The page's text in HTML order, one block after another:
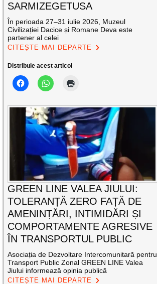
SARMIZEGETUSA
În perioada 27–31 iulie 2026, Muzeul
Civilizației Dacice și Romane Deva este
partener al celei
CITEȘTE MAI DEPARTE
Distribuie acest articol
GREEN LINE VALEA JIULUI:
TOLERANȚĂ ZERO FAȚĂ DE
AMENINȚĂRI, INTIMIDĂRI ȘI
COMPORTAMENTE AGRESIVE
ÎN TRANSPORTUL PUBLIC
Asociația de Dezvoltare Intercomunitară pentru
Transport Public Zonal GREEN LINE Valea
Jiului informează opinia publică
CITEȘTE MAI DEPARTE